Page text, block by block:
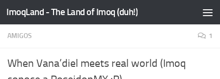
Saltar al contenido
ImoqLand - The Land of Imoq (duh!)
AMIGOS 1
When Vana’diel meets real world (Imoq